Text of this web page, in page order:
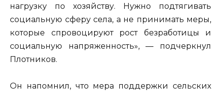
нагрузку по хозяйству. Нужно подтягивать
социальную сферу села, а не принимать меры,
которые спровоцируют рост безработицы и
социальную напряженность», — подчеркнул
Плотников.
Он напомнил, что мера поддержки сельских